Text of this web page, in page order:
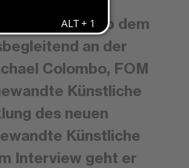
– das geht ab dem
an der
Colombo, FOM
Künstliche
des neuen
Künstliche
Interview geht er